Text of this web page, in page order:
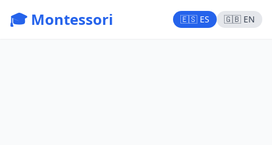
🎓 Montessori 🇪🇸 ES 🇬🇧 EN